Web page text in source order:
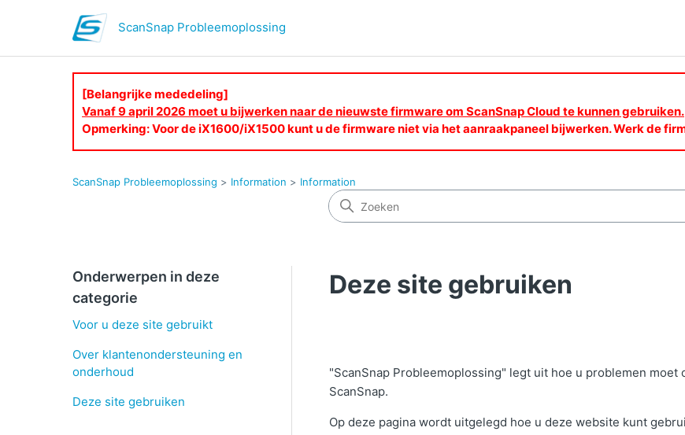
ScanSnap Probleemoplossing
[Belangrijke mededeling]
Vanaf 9 april 2026 moet u bijwerken naar de nieuwste firmware om ScanSnap Cloud te kunnen gebruiken.
Opmerking: Voor de iX1600/iX1500 kunt u de firmware niet via het aanraakpaneel bijwerken. Werk de
ScanSnap Probleemoplossing Information Information
Onderwerpen in deze
categorie
Voor u deze site gebruikt
Over klantenondersteuning en
onderhoud
Deze site gebruiken
Deze site gebruiken
"ScanSnap Probleemoplossing" legt uit hoe u problemen
ScanSnap.
Op deze pagina wordt uitgelegd hoe u deze website kunt